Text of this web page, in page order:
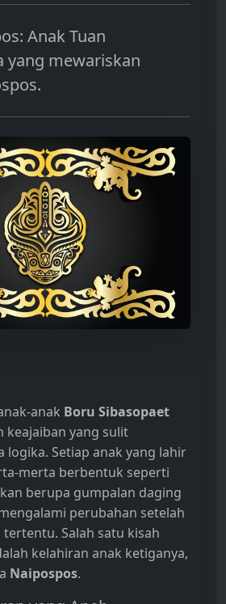
Anak Tuan
yang mewariskan
anak Boru Sibasopaet
keajaiban yang sulit
logika. Setiap anak yang lahir
merta berbentuk seperti
berupa gumpalan daging
perubahan setelah
Salah satu kisah
kelahiran anak ketiganya,
Naipospos.